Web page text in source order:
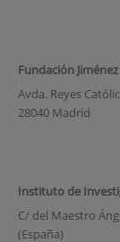
Fundación
Avda. Reyes
28040 Madrid
Instituto de
C/ del Maestro
(España)